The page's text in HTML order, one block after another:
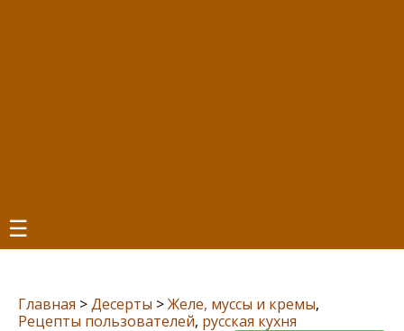
☰
Главная >Десерты >Желе, муссы и кремы,
Рецепты пользователей, русская кухня